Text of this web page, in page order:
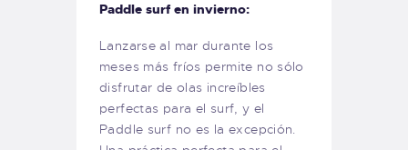
Paddle surf en invierno:
Lanzarse al mar durante los
meses más fríos permite no sólo
disfrutar de olas increíbles
perfectas para el surf, y el
Paddle surf no es la excepción.